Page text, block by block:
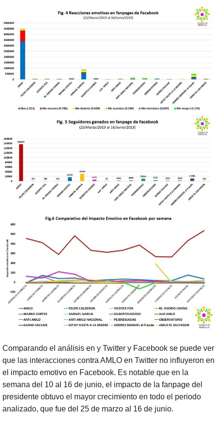
Comparando el análisis en y Twitter y Facebook se puede ver
que las interacciones contra AMLO en Twitter no influyeron en
el impacto emotivo en Facebook. Es notable que en la
semana del 10 al 16 de junio, el impacto de la fanpage del
presidente obtuvo el mayor crecimiento en todo el periodo
analizado, que fue del 25 de marzo al 16 de junio.